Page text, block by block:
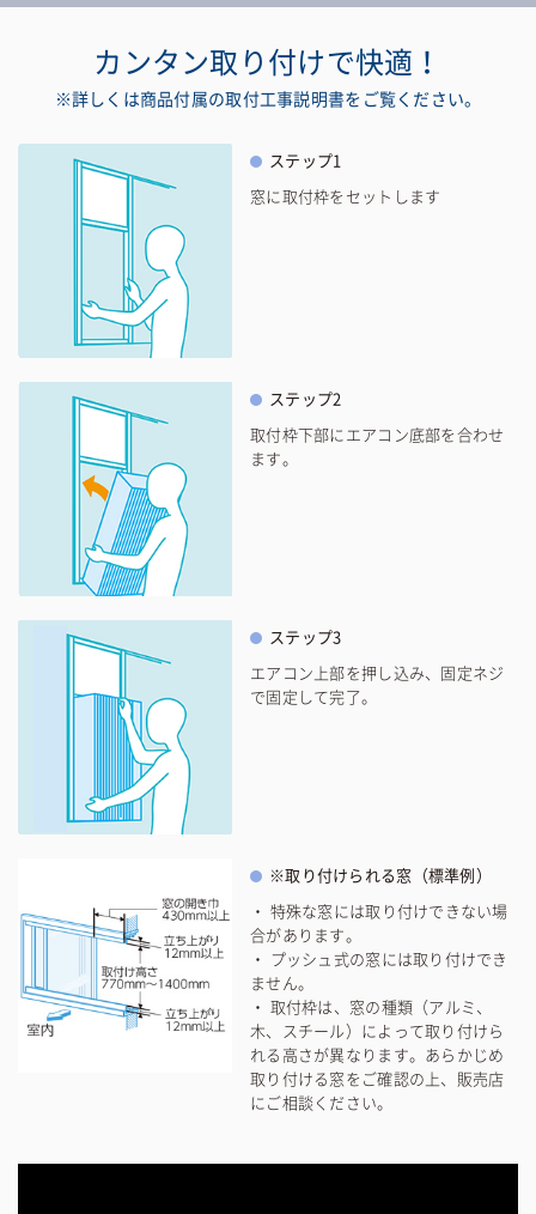
カンタン取り付けで快適！
※詳しくは商品付属の取付工事説明書をご覧ください。
ステップ1
窓に取付枠をセットします
ステップ2
取付枠下部にエアコン底部を合わせ
ます。
ステップ3
エアコン上部を押し込み、固定ネジ
で固定して完了。
※取り付けられる窓（標準例）
・ 特殊な窓には取り付けできない場
合があります。
・ プッシュ式の窓には取り付けでき
ません。
・ 取付枠は、窓の種類（アルミ、
木、スチール）によって取り付けら
れる高さが異なります。あらかじめ
取り付ける窓をご確認の上、販売店
にご相談ください。